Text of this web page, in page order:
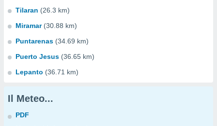
Tilaran (26.3 km)
Miramar (30.88 km)
Puntarenas (34.69 km)
Puerto Jesus (36.65 km)
Lepanto (36.71 km)
Il Meteo...
PDF